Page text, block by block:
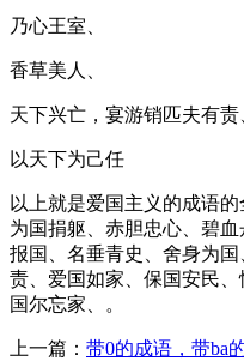
乃心王室、
香草美人、
天下兴亡，宴游销匹夫有责
以天下为己任
以上就是爱国主义的成语
为国捐躯、赤胆忠心、碧
报国、名垂青史、舍身为
责、爱国如家、保国安民、
国尔忘家、。
上一篇： 带0的成语，带ba